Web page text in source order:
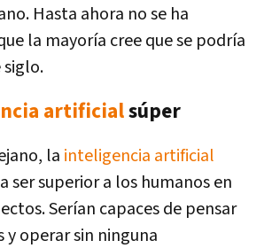
Hasta ahora no se ha
la mayoría cree que se podría
siglo.
artificialsúper
la inteligencia artificial
ser superior a los humanos en
Serían capaces de pensar
y operar sin ninguna